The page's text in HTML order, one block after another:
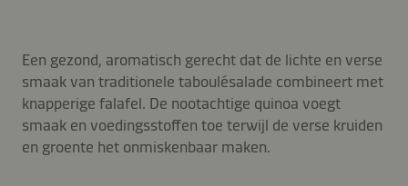
Een gezond, aromatisch gerecht dat de lichte en verse
smaak van traditionele taboulésalade combineert met
knapperige falafel. De nootachtige quinoa voegt
smaak en voedingsstoffen toe terwijl de verse kruiden
en groente het onmiskenbaar maken.